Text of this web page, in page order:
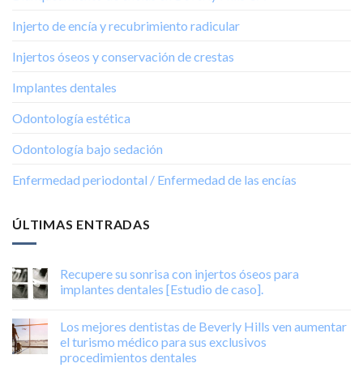
Injerto de encía y recubrimiento radicular
Injertos óseos y conservación de crestas
Implantes dentales
Odontología estética
Odontología bajo sedación
Enfermedad periodontal / Enfermedad de las encías
ÚLTIMAS ENTRADAS
Recupere su sonrisa con injertos óseos para
implantes dentales [Estudio de caso].
Los mejores dentistas de Beverly Hills ven aumentar
el turismo médico para sus exclusivos
procedimientos dentales